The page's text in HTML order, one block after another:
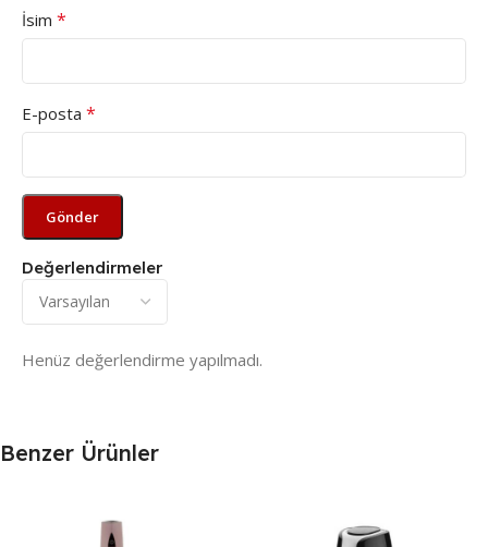
Değerlendirmeler
Henüz değerlendirme yapılmadı.
İsim *
E-posta *
Benzer Ürünler